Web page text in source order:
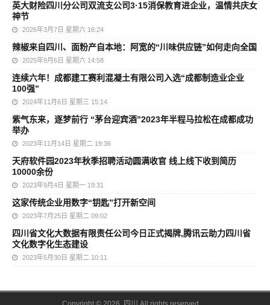
英大财险四川分公司双流支公司3·15消保教育进企业，温情共庆女
神节
2026年3月7日 星期六 16:24
辣椒来自四川、面粉产自本地：阿宽的“川味供应链”如何走向全国
2025年9月6日 星期六 14:58
连续六年！成都建工赛利混凝土有限公司入选“成都制造业企业
100强”
2024年11月6日 星期三 15:14
紫气东来，逐梦前行 “茅台迎宾酒”2023年半程马拉松在成都成功
举办
2023年11月14日 星期二 19:36
天府软件园2023年秋季招聘活动圆满收官 线上线下收到简历
10000余份
2023年9月4日 星期一 19:31
这家传统企业用数字“钥匙”打开新空间
2023年7月25日 星期二 09:02
四川省文化大数据有限责任公司今日正式揭牌,腾讯云助力四川省
文化数字化生态建设
2023年5月30日 星期二 10:11